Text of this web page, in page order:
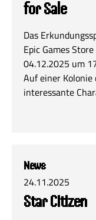
for Sale
Das
Epic Games
04.12.2025 um
Auf einer
interessante
News
24.11.2025
Star Citizen